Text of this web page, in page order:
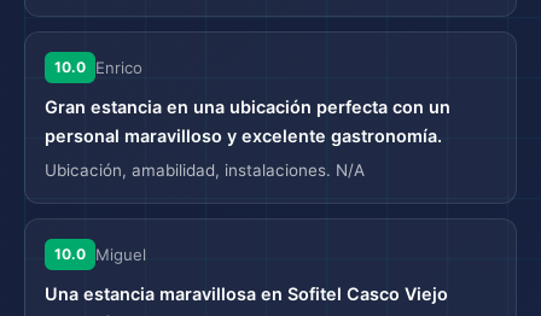
coche con una profesionalidad absoluta. En la recepción,
aunque la recepcionista estaba ocupada, uno de los
miembros del equipo de conserjería nos saludó
calurosamente con una bebida fría de hibisco y una toalla
refrescante. Recogieron nuestros pasaportes para
preparar el check-in con anticipación, un gesto
increíblemente considerado. A pesar de que llegamos a
in a las 3:00 p.m.), no hubo ningún problema; nos dieron
la bienvenida sin dudarlo. Inicialmente, habíamos
reservado una habitación con vista parcial al mar, algo
10.0 Enrico
Gran estancia en una ubicación perfecta con un
personal maravilloso y excelente gastronomía.
Ubicación, amabilidad, instalaciones. N/A
10.0 Miguel
Una estancia maravillosa en Sofitel Casco Viejo